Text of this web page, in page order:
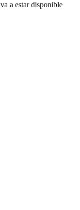
a estar disponible